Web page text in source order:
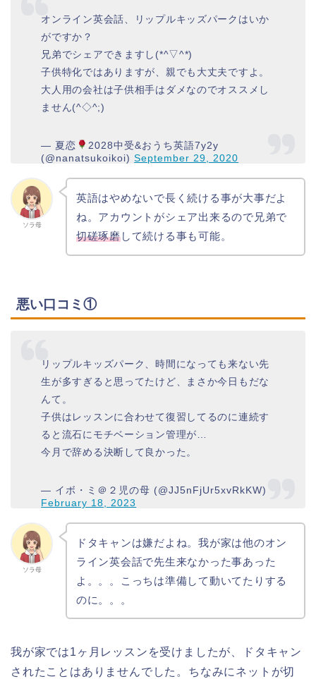
オンライン英会話、リップルキッズパークはいか
がですか？
兄弟でシェアできますし(*^▽^*)
子供特化ではありますが、親でも大丈夫ですよ。
大人用の会社は子供相手はダメなのでオススメし
ません(^◇^;)
— 夏恋
2028中受&おうち英語7y2y
(@nanatsukoikoi)September 29, 2020
ソラ母
英語はやめないで長く続ける事が大事だよ
ね。アカウントがシェア出来るので兄弟で
切磋琢磨して続ける事も可能。
悪い口コミ①
リップルキッズパーク、時間になっても来ない先
生が多すぎると思ってたけど、まさか今日もだな
んて。
子供はレッスンに合わせて復習してるのに連続す
ると流石にモチベーション管理が…
今月で辞める決断して良かった。
— イボ・ミ＠２児の母 (@JJ5nFjUr5xvRkKW)
February 18, 2023
ソラ母
ドタキャンは嫌だよね。我が家は他のオン
ライン英会話で先生来なかった事あった
よ。。。こっちは準備して動いてたりする
のに。。。
我が家では1ヶ月レッスンを受けましたが、ドタキャン
されたことはありませんでした。ちなみにネットが切